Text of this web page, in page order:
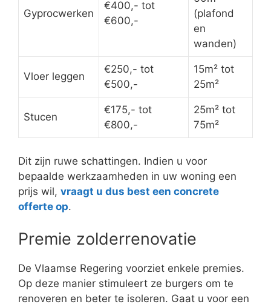
Gyprocwerken
€400,- tot
€600,-
(plafond
en
wanden)
Vloer leggen
€250,- tot
€500,-
15m² tot
25m²
Stucen
€175,- tot
€800,-
25m² tot
75m²
Dit zijn ruwe schattingen. Indien u voor
bepaalde werkzaamheden in uw woning een
prijs wil, vraagt u dus best een concrete
offerte op.
Premie zolderrenovatie
De Vlaamse Regering voorziet enkele premies.
Op deze manier stimuleert ze burgers om te
renoveren en beter te isoleren. Gaat u voor een